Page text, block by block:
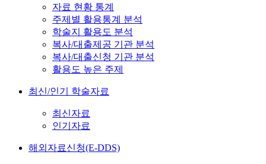
자료 현황 통계
주제별 활용통계 분석
학술지 활용도 분석
복사/대출제공 기관 분석
복사/대출신청 기관 분석
활용도 높은 주제
최신/인기 학술자료
최신자료
인기자료
해외자료신청(E-DDS)